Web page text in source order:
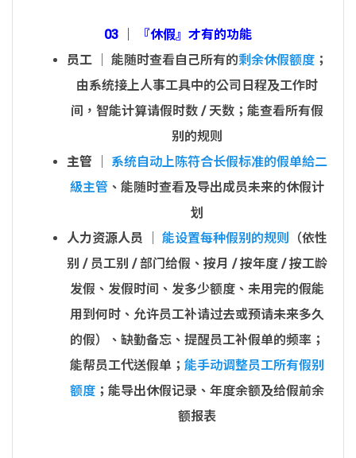
03 │ 『休假』才有的功能
员工 │ 能随时查看自己所有的剩余休假额度 ；
由系统接上人事工具中的公司日程及工作时
间，智能计算请假时数 / 天数；能查看所有假
别的规则
主管
系统自动上陈符合长假标准的假单給二
級主管 、能随时查看及导出成员未来的休假计
划
人力资源人员
能设置每种假别的规则
（依性
别 / 员工别 / 部门给假、按月 / 按年度 / 按工龄
发假、发假时间、发多少额度、未用完的假能
用到何时、允许员工补请过去或预请未来多久
的假）、缺勤备忘、提醒员工补假单的频率；
能帮员工代送假单； 能手动调整员工所有假别
额度 ；能导出休假记录、年度余额及给假前余
额报表